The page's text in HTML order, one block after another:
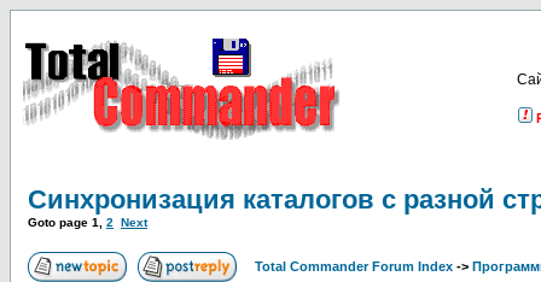
Синхронизация каталогов с разной
Goto page 1 2 Next
Total Commander Forum Index ->